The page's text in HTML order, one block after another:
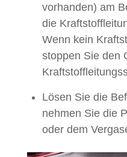
vorhanden) am
die
Wenn kein
stoppen Sie den
Lösen Sie die
nehmen Sie die
oder dem